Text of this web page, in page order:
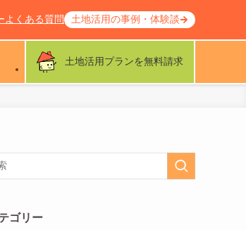
土地活用プランを無料請求
よくある質問 土地活用の事例・体験談
ゴリー